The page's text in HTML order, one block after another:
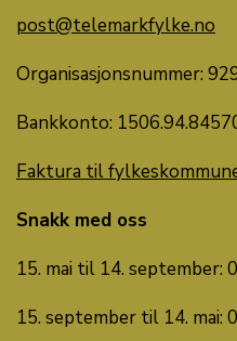
post@telemarkfylke.no
Organisasjonsnummer:
Bankkonto: 1506.94.
Faktura til
Snakk med oss
15. mai til 14. september:
15. september til 14. mai: